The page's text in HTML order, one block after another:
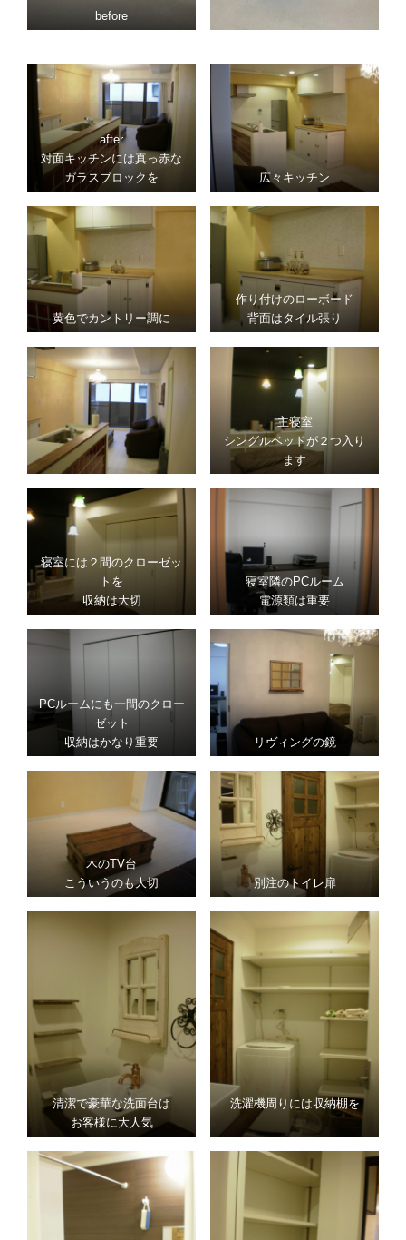
before
after
対面キッチンには真っ赤な
ガラスブロックを
広々キッチン
黄色でカントリー調に
作り付けのローボード
背面はタイル張り
主寝室
シングルベッドが２つ入り
ます
寝室には２間のクローゼッ
トを
収納は大切
寝室隣のPCルーム
電源類は重要
PCルームにも一間のクロー
ゼット
収納はかなり重要
リヴィングの鏡
木のTV台
こういうのも大切
別注のトイレ扉
清潔で豪華な洗面台は
お客様に大人気
洗濯機周りには収納棚を